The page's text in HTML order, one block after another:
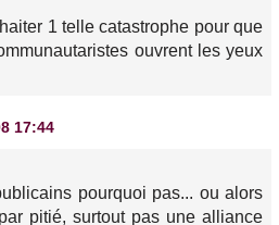
1 telle catastrophe pour que
ouvrent les yeux
17:44
pourquoi pas... ou alors
pitié, surtout pas une alliance